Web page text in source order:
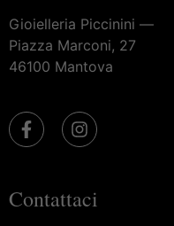
Gioielleria Piccinini —
Piazza Marconi, 27
46100 Mantova
Contattaci